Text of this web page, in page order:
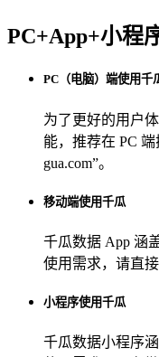
PC+App+小程
PC（电脑）端使用千
为了更好的用户
能，推荐在 PC 端
gua.com”。
移动端使用千瓜
千瓜数据 App 涵
使用需求，请直接
小程序使用千瓜
千瓜数据小程序